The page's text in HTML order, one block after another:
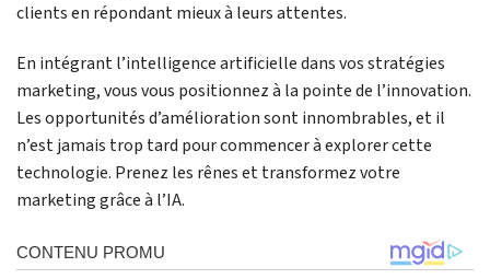
clients en répondant mieux à leurs attentes.
En intégrant l’intelligence artificielle dans vos stratégies
marketing, vous vous positionnez à la pointe de l’innovation.
Les opportunités d’amélioration sont innombrables, et il
n’est jamais trop tard pour commencer à explorer cette
technologie. Prenez les rênes et transformez votre
marketing grâce à l’IA.